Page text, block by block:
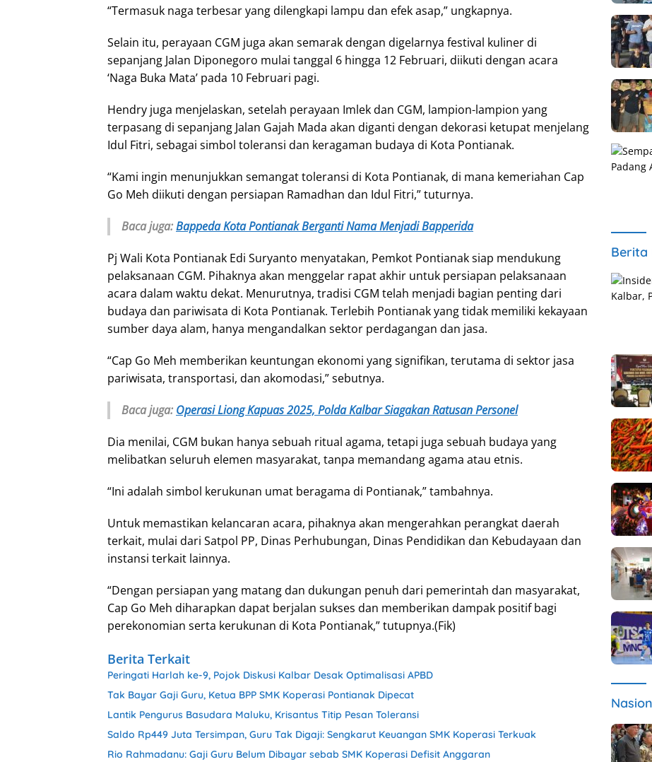
“Termasuk naga terbesar yang dilengkapi lampu dan efek asap,” ungkapnya.
Selain itu, perayaan CGM juga akan semarak dengan digelarnya festival kuliner di
sepanjang Jalan Diponegoro mulai tanggal 6 hingga 12 Februari, diikuti dengan acara
‘Naga Buka Mata’ pada 10 Februari pagi.
Hendry juga menjelaskan, setelah perayaan Imlek dan CGM, lampion-lampion yang
terpasang di sepanjang Jalan Gajah Mada akan diganti dengan dekorasi ketupat menjelang
Idul Fitri, sebagai simbol toleransi dan keragaman budaya di Kota Pontianak.
“Kami ingin menunjukkan semangat toleransi di Kota Pontianak, di mana kemeriahan Cap
Go Meh diikuti dengan persiapan Ramadhan dan Idul Fitri,” tuturnya.
Baca juga:Bappeda Kota Pontianak Berganti Nama Menjadi Bapperida
Pj Wali Kota Pontianak Edi Suryanto menyatakan, Pemkot Pontianak siap mendukung
pelaksanaan CGM. Pihaknya akan menggelar rapat akhir untuk persiapan pelaksanaan
acara dalam waktu dekat. Menurutnya, tradisi CGM telah menjadi bagian penting dari
budaya dan pariwisata di Kota Pontianak. Terlebih Pontianak yang tidak memiliki kekayaan
sumber daya alam, hanya mengandalkan sektor perdagangan dan jasa.
“Cap Go Meh memberikan keuntungan ekonomi yang signifikan, terutama di sektor jasa
pariwisata, transportasi, dan akomodasi,” sebutnya.
Baca juga: Operasi Liong Kapuas 2025, Polda Kalbar Siagakan Ratusan Personel
Dia menilai, CGM bukan hanya sebuah ritual agama, tetapi juga sebuah budaya yang
melibatkan seluruh elemen masyarakat, tanpa memandang agama atau etnis.
“Ini adalah simbol kerukunan umat beragama di Pontianak,” tambahnya.
Untuk memastikan kelancaran acara, pihaknya akan mengerahkan perangkat daerah
terkait, mulai dari Satpol PP, Dinas Perhubungan, Dinas Pendidikan dan Kebudayaan dan
instansi terkait lainnya.
“Dengan persiapan yang matang dan dukungan penuh dari pemerintah dan masyarakat,
Cap Go Meh diharapkan dapat berjalan sukses dan memberikan dampak positif bagi
perekonomian serta kerukunan di Kota Pontianak,” tutupnya.(Fik)
Berita Terkait
Peringati Harlah ke-9, Pojok Diskusi Kalbar Desak Optimalisasi APBD
Tak Bayar Gaji Guru, Ketua BPP SMK Koperasi Pontianak Dipecat
Lantik Pengurus Basudara Maluku, Krisantus Titip Pesan Toleransi
Saldo Rp449 Juta Tersimpan, Guru Tak Digaji: Sengkarut Keuangan SMK Koperasi Terkuak
Rio Rahmadanu: Gaji Guru Belum Dibayar sebab SMK Koperasi Defisit Anggaran
Berita